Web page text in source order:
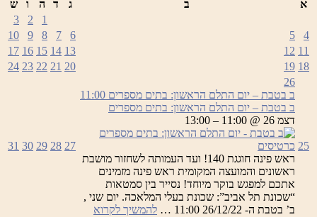
א ב ג ד ה ו
ש
1
2
3
4
5
6
7
8
9
10
11
12
13
14
15
16
17
18
19
20
21
22
23
24
25
26
ב בטבת – יום התלם הראשון: בתים מספרים 11:00
ב בטבת – יום התלם הראשון: בתים מספרים
דצמ 26 @ 11:00 – 13:00
כרטיסים
ראש פינה חוגגת 140! ועד העמותה לשחזור מושבת
ראשונים והמועצה המקומית ראש פינה מזמינים
אתכם למפגש בוקר מיוחד! נסייר בין סמטאות
“שכונת תל אביב”: שכונת בעלי המלאכה. יום שני ,
ב’ בטבת ה- 26/12/22 11:00 …
להמשיך לקרוא
27
28
29
30
31